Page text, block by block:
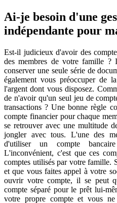
Ai-je besoin d'une
indépendante pour
Est-il judicieux d'avoir des
des membres de votre famille ?
conserver une seule série de
également vous préoccuper de
l'argent dont vous disposez.
de n'avoir qu'un seul jeu de
transactions ? Une bonne règle
compte financier pour chaque
se retrouver avec une multitude
jongler avec tous. L'une des
d'utiliser un compte
L'inconvénient, c'est que ces
comptes utilisés par votre famille.
et que vous faites appel à votre
ouvrir votre compte, il se peut
compte séparé pour le prêt lui-
votre propre compte et vous